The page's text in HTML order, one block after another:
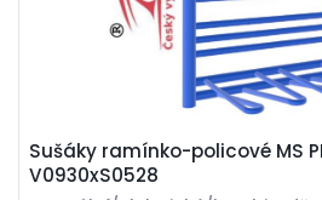
Sušáky ramínko-policové MS
V0930xS0528